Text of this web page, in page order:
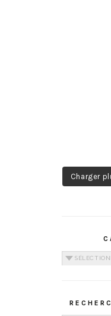
Charger
Catégories